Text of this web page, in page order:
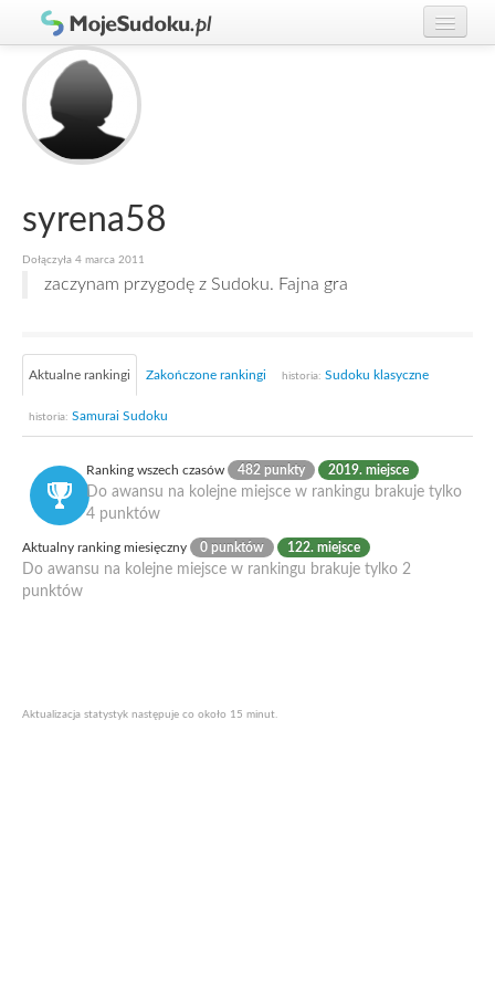
Graj w Sudoku!
Zasady Sudoku
Rankingi
syrena58
Dołączyła 4 marca 2011
zaczynam przygodę z Sudoku. Fajna gra
Aktualne rankingi Zakończone rankingi historia: Sudoku klasyczne
historia: Samurai Sudoku
Ranking wszech czasów 482 punkty 2019. miejsce
Do awansu na kolejne miejsce w rankingu brakuje tylko
4 punktów
Aktualny ranking miesięczny 0 punktów 122. miejsce
Do awansu na kolejne miejsce w rankingu brakuje tylko 2
punktów
Aktualizacja statystyk następuje co około 15 minut.